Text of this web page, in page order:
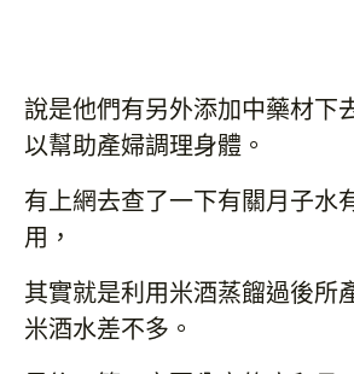
說是他們有另外添加中藥材下
以幫助產婦調理身體。
有上網去查了一下有關月子水
用，
其實就是利用米酒蒸餾過後所
米酒水差不多。